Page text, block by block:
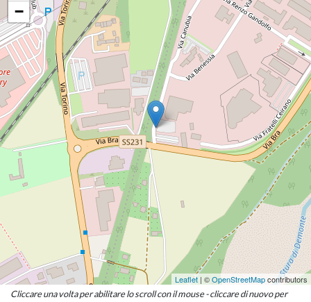
−
Leaflet | ©OpenStreetMapcontributors
Cliccare una volta per abilitare lo scroll con il mouse - cliccare di nuovo per